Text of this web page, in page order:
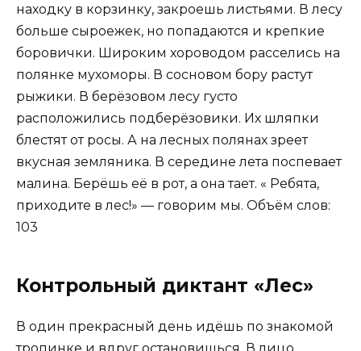
находку в корзинку, закроешь листьями. В лесу
больше сыроежек, но попадаются и крепкие
боровички. Широким хороводом расселись на
полянке мухоморы. В сосновом бору растут
рыжики. В берёзовом лесу густо
расположились подберёзовики. Их шляпки
блестят от росы. А на лесных полянах зреет
вкусная земляника. В середине лета поспевает
малина. Берёшь её в рот, а она тает. « Ребята,
приходите в лес!» — говорим мы. Объём слов:
103
Контрольный диктант «Лес»
В один прекрасный день идёшь по знакомой